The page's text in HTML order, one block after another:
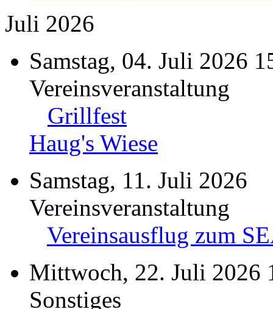
Juli 2026
Samstag, 04. Juli 2026
Vereinsveranstaltung
Grillfest
Haug's Wiese
Samstag, 11. Juli 2026
Vereinsveranstaltung
Vereinsausflug zum
Mittwoch, 22. Juli 2026
Sonstiges